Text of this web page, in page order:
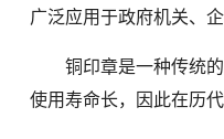
广泛应用于政府机关、
铜印章是一种传统的
使用寿命长，因此在历